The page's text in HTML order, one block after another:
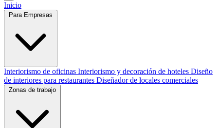
Inicio
Interiorismo de oficinas Interiorismo y decoración de hoteles Diseño
de interiores para restaurantes Diseñador de locales comerciales